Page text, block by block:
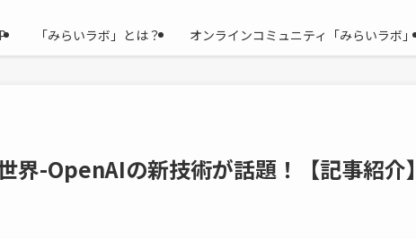
「みらいラボ」とは？ オンラインコミュニティ「みらいラボ」
界-OpenAIの新技術が話題！【記事紹介】